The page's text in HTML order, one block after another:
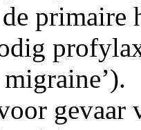
gevaar